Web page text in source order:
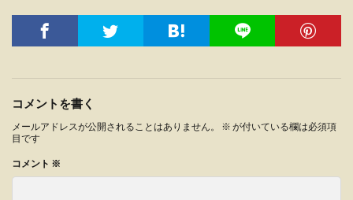
コメントを書く
メールアドレスが公開されることはありません。 ※ が付いている欄は必須項
目です
コメント ※